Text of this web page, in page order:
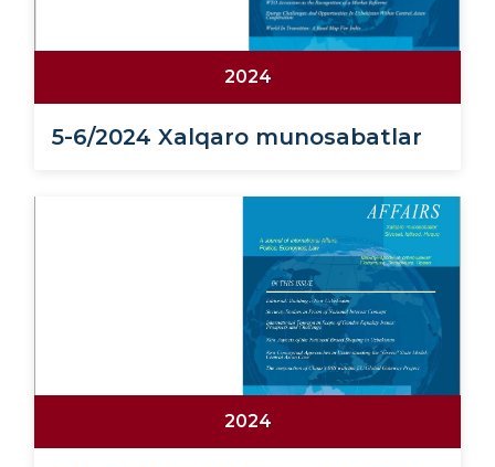
2024
5-6/2024 Xalqaro munosabatlar
2024